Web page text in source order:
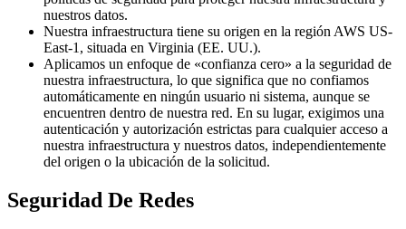
nuestros datos.
Nuestra infraestructura tiene su origen en la región AWS US-
East-1, situada en Virginia (EE. UU.).
Aplicamos un enfoque de «confianza cero» a la seguridad de
nuestra infraestructura, lo que significa que no confiamos
automáticamente en ningún usuario ni sistema, aunque se
encuentren dentro de nuestra red. En su lugar, exigimos una
autenticación y autorización estrictas para cualquier acceso a
nuestra infraestructura y nuestros datos, independientemente
del origen o la ubicación de la solicitud.
Seguridad De Redes